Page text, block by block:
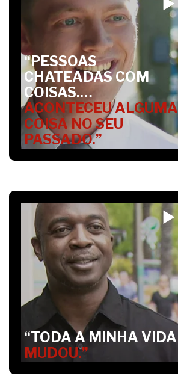
“PESSOAS
CHATEADAS COM
COISAS.…
ACONTECEU ALGUMA
COISA NO SEU
PASSADO.”
“TODA A MINHA VIDA
MUDOU.”